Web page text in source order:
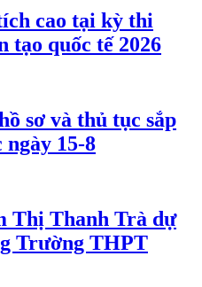
cao tại kỳ thi
tạo quốc tế 2026
sơ và thủ tục sắp
15-8
Thị Thanh Trà dự
Trường THPT